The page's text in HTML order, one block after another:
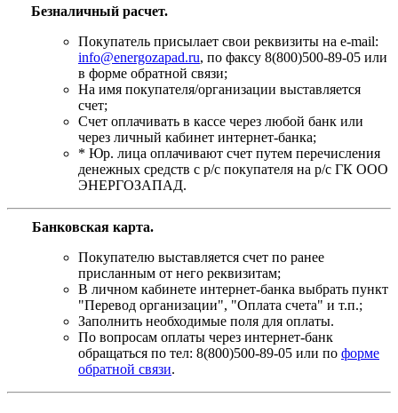
Безналичный расчет.
Покупатель присылает свои реквизиты на e-mail:
info@energozapad.ru, по факсу 8(800)500-89-05 или
в форме обратной связи;
На имя покупателя/организации выставляется
счет;
Счет оплачивать в кассе через любой банк или
через личный кабинет интернет-банка;
* Юр. лица оплачивают счет путем перечисления
денежных средств с р/с покупателя на р/с ГК ООО
ЭНЕРГОЗАПАД.
Банковская карта.
Покупателю выставляется счет по ранее
присланным от него реквизитам;
В личном кабинете интернет-банка выбрать пункт
"Перевод организации", "Оплата счета" и т.п.;
Заполнить необходимые поля для оплаты.
По вопросам оплаты через интернет-банк
обращаться по тел: 8(800)500-89-05 или по форме
обратной связи.